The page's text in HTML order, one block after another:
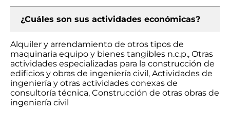
¿Cuáles son sus actividades económicas?
Alquiler y arrendamiento de otros tipos de
maquinaria equipo y bienes tangibles n.c.p., Otras
actividades especializadas para la construcción de
edificios y obras de ingeniería civil, Actividades de
ingeniería y otras actividades conexas de
consultoría técnica, Construcción de otras obras de
ingeniería civil